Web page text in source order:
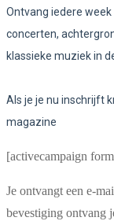
Ontvang iedere week
concerten,
klassieke muziek in
Als je je nu inschrijft
magazine
[activecampaign
Je ontvangt een e-
bevestiging ontvang